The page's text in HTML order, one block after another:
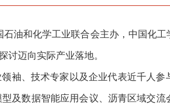
油和化学工业联合会主办，中国化工
讨迈向实际产业落地。
、技术专家以及企业代表近千人参
及数据智能应用会议、沥青区域交流